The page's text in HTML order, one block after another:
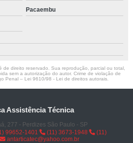
Pacaembu
direito reservado. Sua reprodução, parcial ou total,
sem a autorização do autor. Crime de violação de
Penal – Lei 9610/98 - Lei de direitos autorais
Assistência Técnica
277 - Perdizes São Paulo - SP
99652-1401 (11) 3673-1948
(11)
antarticatec@yahoo.com.br